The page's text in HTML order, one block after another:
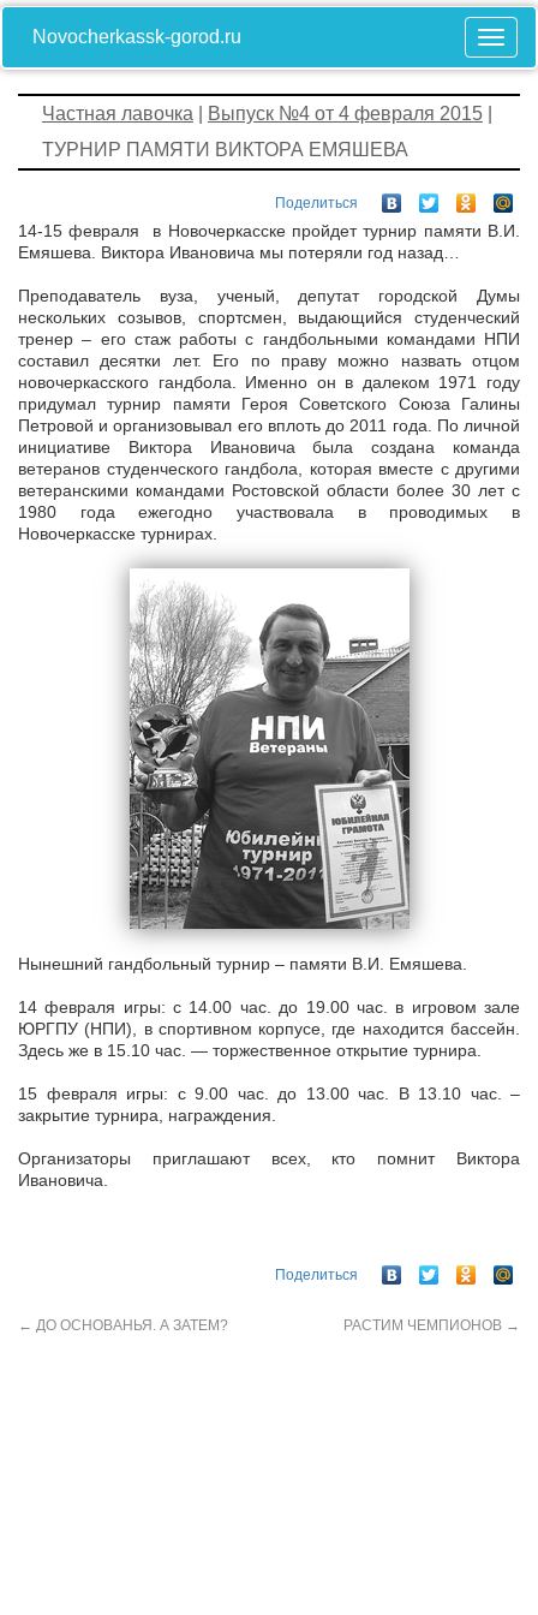
Novocherkassk-gorod.ru
Частная лавочка Выпуск №4 от 4 февраля 2015
ТУРНИР ПАМЯТИ ВИКТОРА ЕМЯШЕВА
Поделиться
14-15 февраля в Новочеркасске пройдет турнир памяти В.И.
Емяшева. Виктора Ивановича мы потеряли год назад…
Преподаватель вуза, ученый, депутат городской Думы
нескольких созывов, спортсмен, выдающийся студенческий
тренер – его стаж работы с гандбольными командами НПИ
составил десятки лет. Его по праву можно назвать отцом
новочеркасского гандбола. Именно он в далеком 1971 году
придумал турнир памяти Героя Советского Союза Галины
Петровой и организовывал его вплоть до 2011 года. По личной
инициативе Виктора Ивановича была создана команда
ветеранов студенческого гандбола, которая вместе с другими
ветеранскими командами Ростовской области более 30 лет с
1980 года ежегодно участвовала в проводимых в
Новочеркасске турнирах.
Нынешний гандбольный турнир – памяти В.И. Емяшева.
14 февраля игры: с 14.00 час. до 19.00 час. в игровом зале
ЮРГПУ (НПИ), в спортивном корпусе, где находится бассейн.
Здесь же в 15.10 час. — торжественное открытие турнира.
15 февраля игры: с 9.00 час. до 13.00 час. В 13.10 час. –
закрытие турнира, награждения.
Организаторы приглашают всех, кто помнит Виктора
Ивановича.
Поделиться
← ДО ОСНОВАНЬЯ. А ЗАТЕМ? РАСТИМ ЧЕМПИОНОВ →